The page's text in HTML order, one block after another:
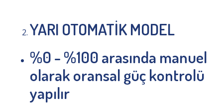
YARI OTOMATİK MODEL
%0 - %100 arasında manuel
olarak oransal güç kontrolü
yapılır